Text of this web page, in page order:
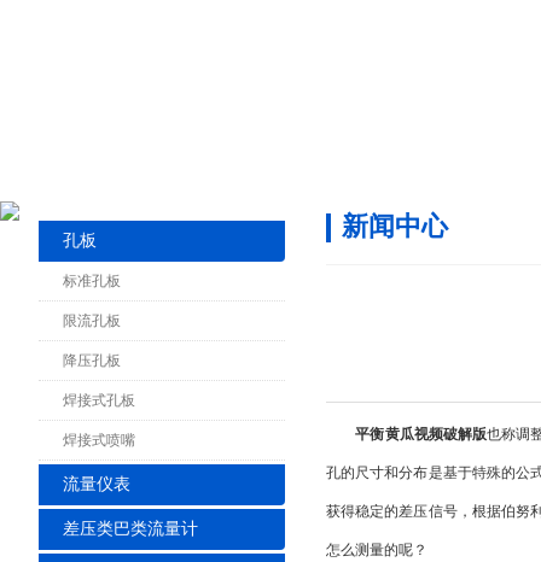
孔板
标准孔板
限流孔板
降压孔板
焊接式孔板
焊接式喷嘴
流量仪表
差压类巴类流量计
新闻中心
平衡黄瓜视频破解版也称调
孔的尺寸和分布是基于特殊的公
获得稳定的差压信号，根据伯努
怎么测量的呢？